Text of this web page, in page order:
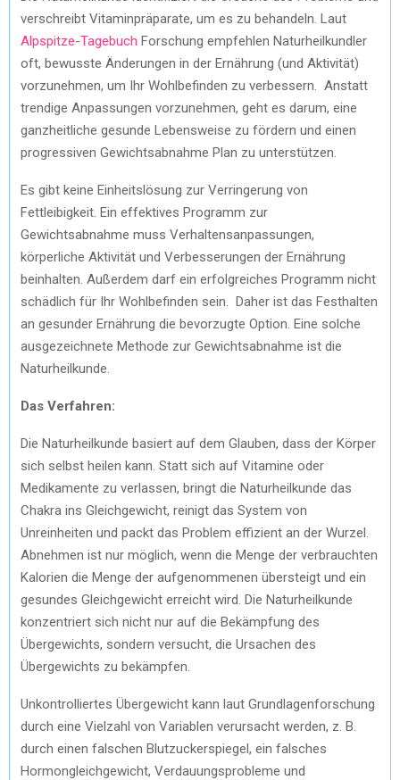
verschreibt Vitaminpräparate, um es zu behandeln. Laut
Alpspitze-Tagebuch Forschung empfehlen Naturheilkundler
oft, bewusste Änderungen in der Ernährung (und Aktivität)
vorzunehmen, um Ihr Wohlbefinden zu verbessern. Anstatt
trendige Anpassungen vorzunehmen, geht es darum, eine
ganzheitliche gesunde Lebensweise zu fördern und einen
progressiven Gewichtsabnahme Plan zu unterstützen.
Es gibt keine Einheitslösung zur Verringerung von
Fettleibigkeit. Ein effektives Programm zur
Gewichtsabnahme muss Verhaltensanpassungen,
körperliche Aktivität und Verbesserungen der Ernährung
beinhalten. Außerdem darf ein erfolgreiches Programm nicht
schädlich für Ihr Wohlbefinden sein. Daher ist das Festhalten
an gesunder Ernährung die bevorzugte Option. Eine solche
ausgezeichnete Methode zur Gewichtsabnahme ist die
Naturheilkunde.
Das Verfahren:
Die Naturheilkunde basiert auf dem Glauben, dass der Körper
sich selbst heilen kann. Statt sich auf Vitamine oder
Medikamente zu verlassen, bringt die Naturheilkunde das
Chakra ins Gleichgewicht, reinigt das System von
Unreinheiten und packt das Problem effizient an der Wurzel.
Abnehmen ist nur möglich, wenn die Menge der verbrauchten
Kalorien die Menge der aufgenommenen übersteigt und ein
gesundes Gleichgewicht erreicht wird. Die Naturheilkunde
konzentriert sich nicht nur auf die Bekämpfung des
Übergewichts, sondern versucht, die Ursachen des
Übergewichts zu bekämpfen.
Unkontrolliertes Übergewicht kann laut Grundlagenforschung
durch eine Vielzahl von Variablen verursacht werden, z. B.
durch einen falschen Blutzuckerspiegel, ein falsches
Hormongleichgewicht, Verdauungsprobleme und